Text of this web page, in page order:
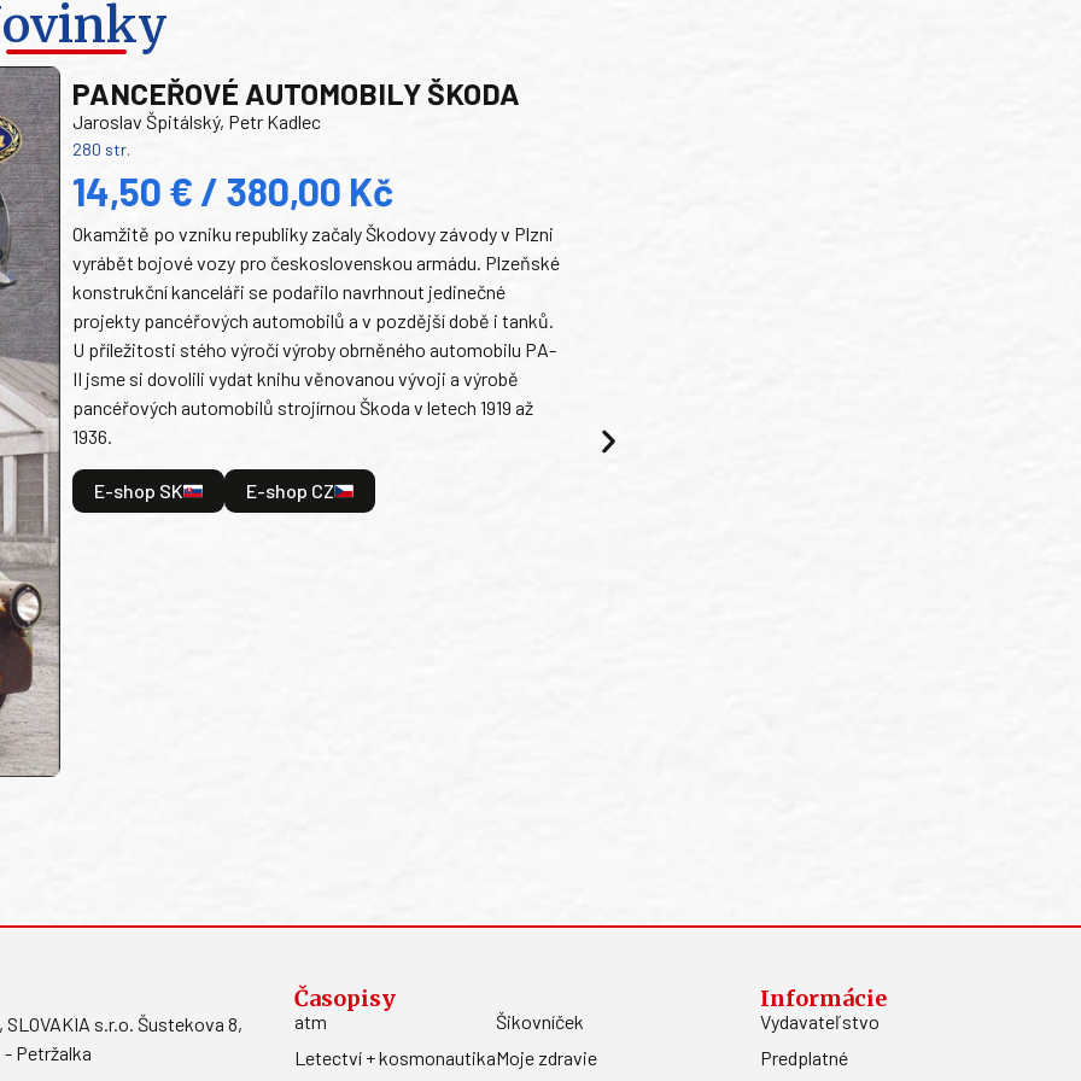
PANCEŘOVÉ AUTOMOBILY ŠKODA
Jaroslav Špitálský, Petr Kadlec
280 str.
14,50 € / 380,00 Kč
Okamžitě po vzniku republiky začaly Škodovy závody v Plzni
vyrábět bojové vozy pro československou armádu. Plzeňské
konstrukční kanceláři se podařilo navrhnout jedinečné
projekty pancéřových automobilů a v pozdější době i tanků.
U příležitosti stého výročí výroby obrněného automobilu PA-
II jsme si dovolili vydat knihu věnovanou vývoji a výrobě
pancéřových automobilů strojírnou Škoda v letech 1919 až
1936.
E-shop SK E-shop CZ
SLOVAKIA s.r.o. Šustekova 8,
- Petržalka
Časopisy
atm
Letectví + kosmonautika
Šikovníček
Moje zdravie
Informácie
Vydavateľstvo
Predplatné